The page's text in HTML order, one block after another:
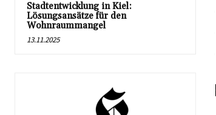
Stadtentwicklung in Kiel:
Lösungsansätze für den
Wohnraummangel
13.11.2025